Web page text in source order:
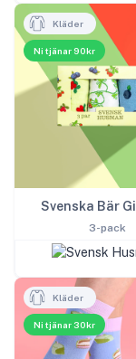
Ni tjänar 90kr
Kläder
Svenska Bär
3-pack
Ni tjänar 30kr
Kläder